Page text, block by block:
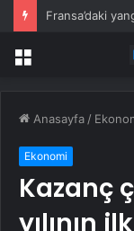
Fransa’daki
Menü
Anasayfa /
Ekonomi
Kazanç
yılının